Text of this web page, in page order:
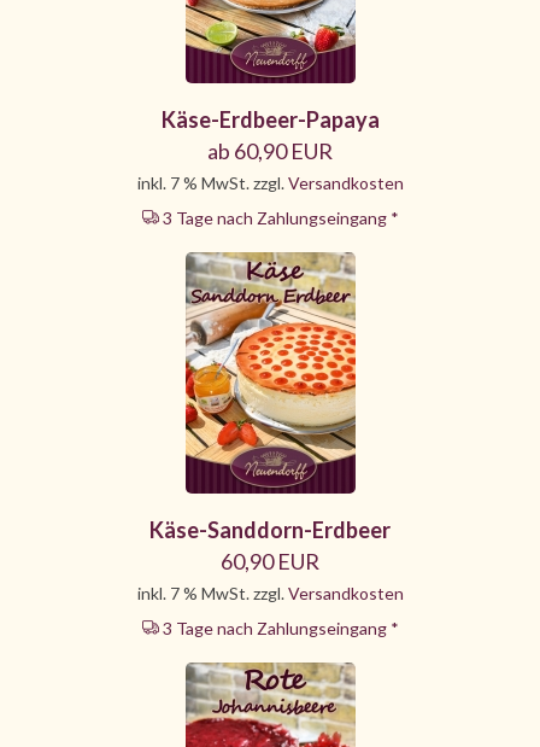
Käse-Erdbeer-Papaya
ab 60,90 EUR
inkl. 7 % MwSt. zzgl.Versandkosten
3 Tage nach Zahlungseingang *
Käse-Sanddorn-Erdbeer
60,90 EUR
inkl. 7 % MwSt. zzgl.Versandkosten
3 Tage nach Zahlungseingang *